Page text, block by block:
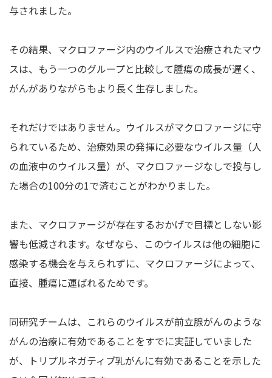
与されました。
その結果、マクロファージ内のウイルスで治療されたマウ
スは、もう一つのグループと比較して腫瘍の成長が遅く、
がんがありながらもより長く生存しました。
それだけではありません。ウイルスがマクロファージに守
られているため、治療効果の発揮に必要なウイルス量（人
の血液中のウイルス量）が、マクロファージなしで投与し
た場合の100分の1で済むことがわかりました。
また、マクロファージが存在するおかげで目標としない影
響も低減されます。なぜなら、このウイルスは他の細胞に
感染する機会を与えられずに、マクロファージによって、
直接、腫瘍に運ばれるためです。
同研究チームは、これらのウイルスが前立腺がんのような
がんの治療に有効であることをすでに実証していました
が、トリプルネガティブ乳がんに有効であることを示した